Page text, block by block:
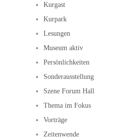
Kurgast
Kurpark
Lesungen
Museum aktiv
Persönlichkeiten
Sonderausstellung
Szene Forum Hall
Thema im Fokus
Vorträge
Zeitenwende